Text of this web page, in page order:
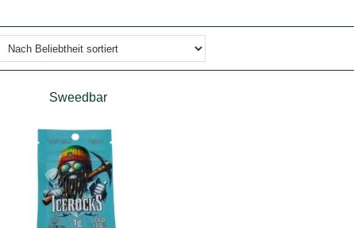
Sweedbar